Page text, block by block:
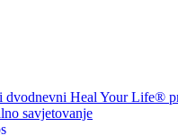
dvodnevni Heal Your Life®
savjetovanje